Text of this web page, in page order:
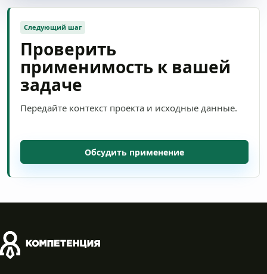
Следующий шаг
Проверить
применимость к вашей
задаче
Передайте контекст проекта и исходные данные.
Обсудить применение